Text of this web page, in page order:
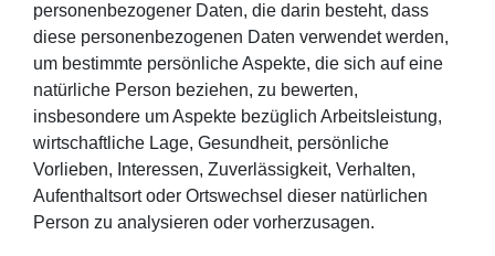
personenbezogener Daten, die darin besteht, dass
diese personenbezogenen Daten verwendet werden,
um bestimmte persönliche Aspekte, die sich auf eine
natürliche Person beziehen, zu bewerten,
insbesondere um Aspekte bezüglich Arbeitsleistung,
wirtschaftliche Lage, Gesundheit, persönliche
Vorlieben, Interessen, Zuverlässigkeit, Verhalten,
Aufenthaltsort oder Ortswechsel dieser natürlichen
Person zu analysieren oder vorherzusagen.